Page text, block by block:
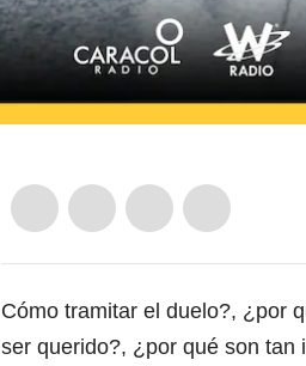
Cómo tramitar el duelo?, ¿por
ser querido?, ¿por qué son tan